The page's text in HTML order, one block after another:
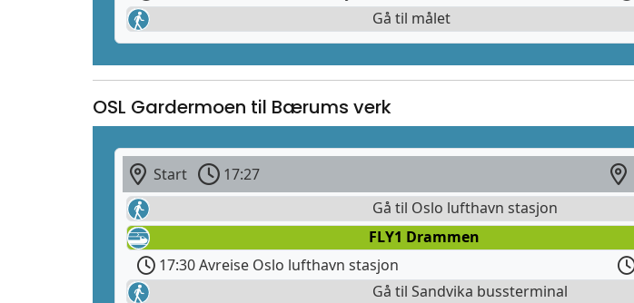
Gå til målet
OSL Gardermoen til Bærums verk
Start 17:27
Gå til Oslo lufthavn stasjon
FLY1 Drammen
17:30 Avreise Oslo lufthavn stasjon
Gå til Sandvika bussterminal